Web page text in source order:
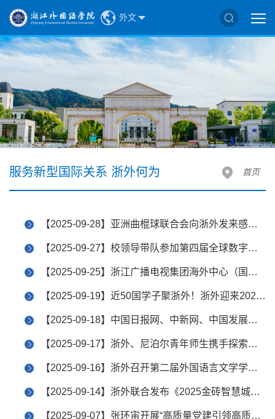
外文
服务新型国际关系 浙外何为 首页
【2025-09-28】亚洲曲棍球联合会向浙外发来感谢信
【2025-09-27】校领导带队参加第四届全球数字贸易博览会“2025年金砖国家特殊经济区对话会”
【2025-09-25】浙江广播电视集团海外中心（国际频道）采访报道施若杰教授
【2025-09-19】近50国学子聚浙外！浙外迎来2025级来华留学生
【2025-09-18】中国日报网、中新网、中国发展网等报道浙外联合发布《2025金砖智慧城市排名》《2025全球太空基础设施评估》报告
【2025-09-17】浙外、尼泊尔青年师生携手探索新媒体与国际传播新路径
【2025-09-16】浙外召开第二届外国语言文学学科大会
【2025-09-14】浙外联合发布《2025金砖智慧城市排名》《2025全球太空基础设施评估》报告
【2025-09-07】张环宙开展“高质量党建引领高质量发展，助推‘外语名校’建设”主题调研（二）